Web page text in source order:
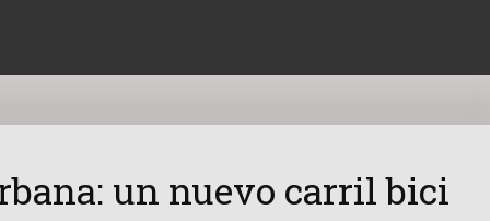
un nuevo carril bici